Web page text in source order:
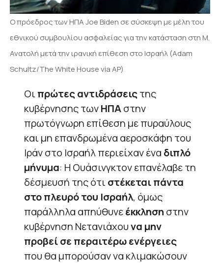
O πρόεδρος των ΗΠΑ Joe Biden σε σύσκεψη με μέλη του
εθνικού συμβουλίου ασφαλείας για την κατάσταση στη Μ.
Ανατολή μετά την ιρανική επίθεση στο Ισραήλ (Adam
Schultz/The White House via AP)
Οι πρώτες αντιδράσειςτης
κυβέρνησης τωνΗΠΑστην
πρωτόγνωρη επίθεση με πυραύλους
και μη επανδρωμένα αεροσκάφη του
Ιράν στο Ισραήλ περιείχαν ένα διπλό
μήνυμα: Η Ουάσινγκτον επανέλαβε τη
δέσμευσή της ότι στέκεται πάντα
στο πλευρό του Ισραήλ, όμως
παράλληλα απηύθυνεέκκληση στην
κυβέρνηση Νετανιάχουνα μην
προβεί σε περαιτέρω ενέργειες
που θα μπορούσαν να κλιμακώσουν